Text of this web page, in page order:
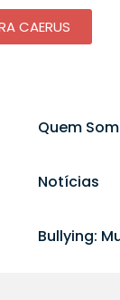
CAERUS
Quem
Notícias
Bullying: